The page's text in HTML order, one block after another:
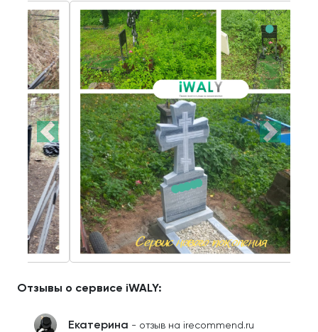
Отзывы о сервисе iWALY:
Екатерина - отзыв на irecommend.ru